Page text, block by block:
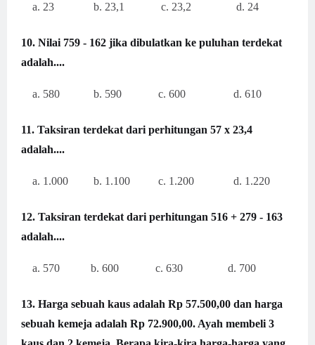
a. 23 b. 23,1 c. 23,2 d. 24
10. Nilai 759 - 162 jika dibulatkan ke puluhan terdekat
adalah....
a. 580 b. 590 c. 600 d. 610
11. Taksiran terdekat dari perhitungan 57 x 23,4
adalah....
a. 1.000 b. 1.100 c. 1.200 d. 1.220
12. Taksiran terdekat dari perhitungan 516 + 279 - 163
adalah....
a. 570 b. 600 c. 630 d. 700
13. Harga sebuah kaus adalah Rp 57.500,00 dan harga
sebuah kemeja adalah Rp 72.900,00. Ayah membeli 3